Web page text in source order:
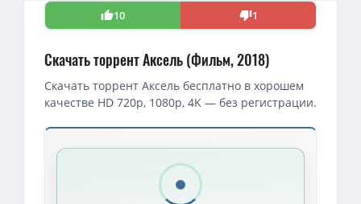
10
1
Скачать торрент Аксель (Фильм, 2018)
Скачать торрент Аксель бесплатно в хорошем
качестве HD 720p, 1080p, 4K — без регистрации.